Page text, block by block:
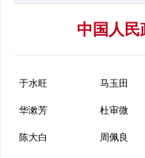
中国人
于水旺 马玉田
华漱芳 杜审微
陈大白 周佩良